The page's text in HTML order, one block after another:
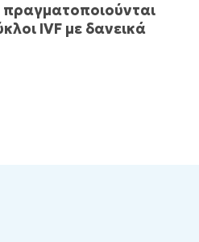
IVF με δανεικά